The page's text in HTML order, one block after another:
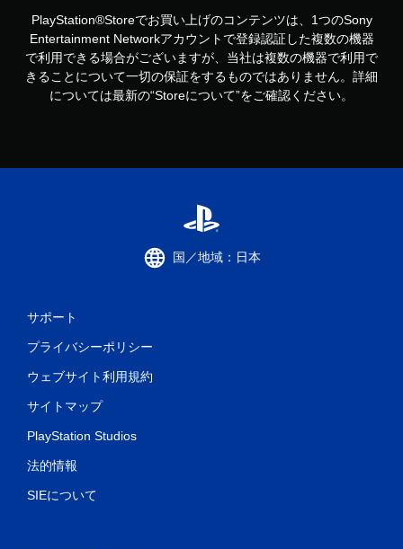
PlayStation®Storeでお買い上げのコンテンツは、1つのSony
Entertainment Networkアカウントで登録認証した複数の機器
で利用できる場合がございますが、当社は複数の機器で利用で
きることについて一切の保証をするものではありません。詳細
については最新の“Storeについて”をご確認ください。
国／地域：日本
サポート
プライバシーポリシー
ウェブサイト利用規約
サイトマップ
PlayStation Studios
法的情報
SIEについて